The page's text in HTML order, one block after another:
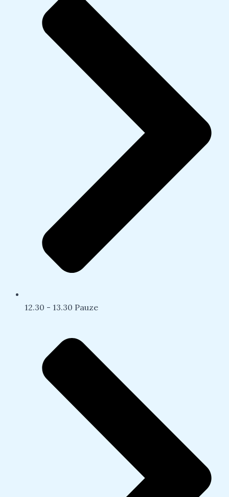
12.30 - 13.30 Pauze